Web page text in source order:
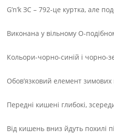
G’n’k ЗС – 792-це куртка, але
Виконана у вільному О-
Кольори-чорно-синій і чорно-
Обов’язковий елемент
Передні кишені глибокі,
Від кишень вниз йдуть похилі